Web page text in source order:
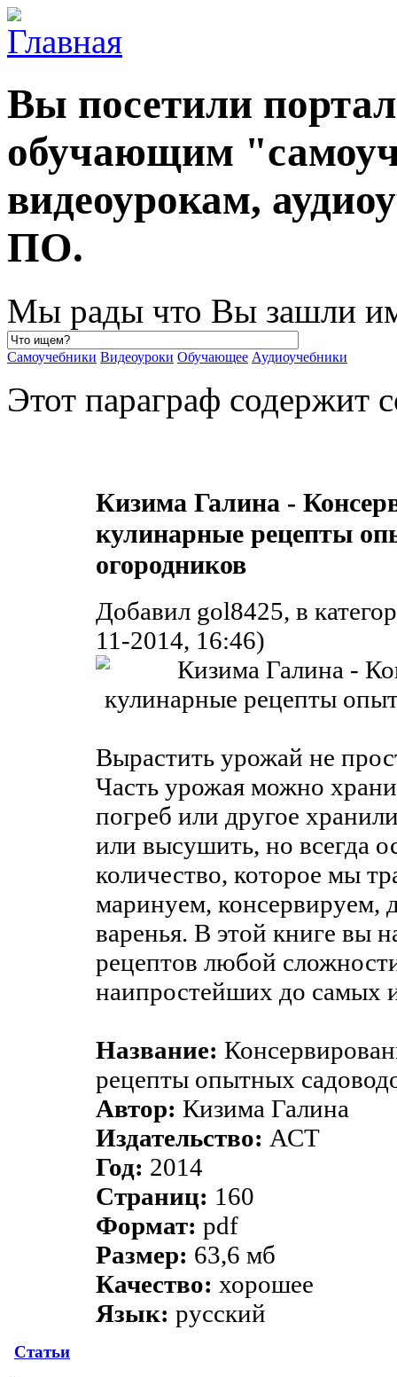
Вы посетили
обучающим
видеоурокам,
ПО.
Мы рады что Вы зашли
Самоучебники Видеоуроки Обучающее Аудиоучебники
Этот параграф содержит
Статьи
Кизима Галина -
кулинарные рецепты
огородников
Добавил gol8425, в
11-2014, 16:46)
Вырастить урожай не
Часть урожая можно
погреб или другое
или высушить, но всегда
количество, которое мы
маринуем, консервируем,
варенья. В этой книге вы
рецептов любой
наипростейших до самых
Название:
рецепты опытных
Автор: Кизима Галина
Издательство: АСТ
Год: 2014
Страниц: 160
Формат: pdf
Размер: 63,6 мб
Качество: хорошее
Язык: русский